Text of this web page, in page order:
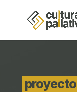
proyecto